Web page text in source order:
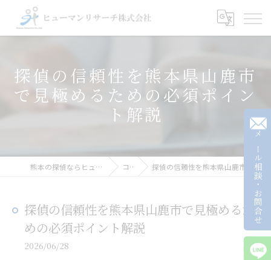
探偵の信頼性を熊本県山鹿市
で見極めるための必須ポイン
ト解説
熊本の探偵ならヒューマンリサーチ株式会社 コラム 探偵の信頼性を熊本県山鹿市で見極めるための必須ポイント解説
探偵の信頼性を熊本県山鹿市で見極めるた
めの必須ポイント解説
2026/06/28
メール相談・お問合せ